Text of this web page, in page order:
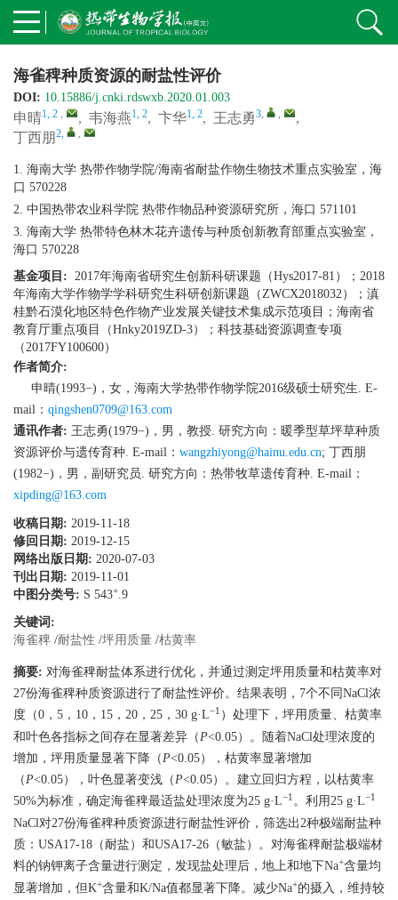
海雀稗种质资源的耐盐性评价
DOI: 10.15886/j.cnki.rdswxb.2020.01.003
申晴1, 2 , , 韦海燕1, 2, 卞华1, 2, 王志勇3, ,
,
丁西朋2, ,
1. 海南大学 热带作物学院/海南省耐盐作物生物技术重点实验室，海
口 570228
2. 中国热带农业科学院 热带作物品种资源研究所，海口 571101
3. 海南大学 热带特色林木花卉遗传与种质创新教育部重点实验室，
海口 570228
基金项目: 2017年海南省研究生创新科研课题（Hys2017-81）；2018
年海南大学作物学学科研究生科研创新课题（ZWCX2018032）；滇
桂黔石漠化地区特色作物产业发展关键技术集成示范项目；海南省
教育厅重点项目（Hnky2019ZD-3）；科技基础资源调查专项
（2017FY100600）
作者简介:
申晴(1993−)，女，海南大学热带作物学院2016级硕士研究生. E-
mail： qingshen0709@163.com
通讯作者: 王志勇(1979−)，男，教授. 研究方向：暖季型草坪草种质
资源评价与遗传育种. E-mail： wangzhiyong@hainu.edu.cn; 丁西朋
(1982−)，男，副研究员. 研究方向：热带牧草遗传育种. E-mail：
xipding@163.com
收稿日期: 2019-11-18
修回日期: 2019-12-15
网络出版日期: 2020-07-03
刊出日期: 2019-11-01
中图分类号: S 543+.9
关键词:
海雀稗 /耐盐性 /坪用质量 /枯黄率
摘要: 对海雀稗耐盐体系进行优化，并通过测定坪用质量和枯黄率对
27份海雀稗种质资源进行了耐盐性评价。结果表明，7个不同NaCl浓
度（0，5，10，15，20，25，30 g·L−1 ）处理下，坪用质量、枯黄率
和叶色各指标之间存在显著差异（P<0.05）。随着NaCl处理浓度的
增加，坪用质量显著下降（P<0.05），枯黄率显著增加
（P<0.05），叶色显著变浅（P<0.05）。建立回归方程，以枯黄率
50%为标准，确定海雀稗最适盐处理浓度为25 g·L−1 。利用25 g·L−1
NaCl对27份海雀稗种质资源进行耐盐性评价，筛选出2种极端耐盐种
质：USA17-18（耐盐）和USA17-26（敏盐）。对海雀稗耐盐极端材
料的钠钾离子含量进行测定，发现盐处理后，地上和地下Na+含量均
显著增加，但K+含量和K/Na值都显著下降。减少Na+的摄入，维持较